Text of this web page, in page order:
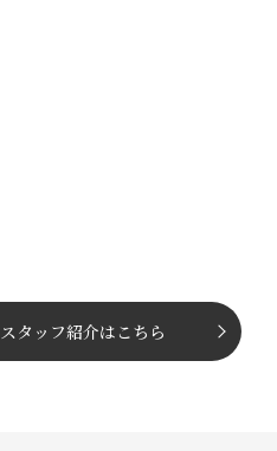
スタッフ紹介はこちら